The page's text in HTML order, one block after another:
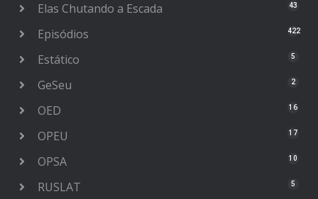
Elas Chutando a Escada 43
Episódios 422
Estático 5
GeSeu 2
OED 16
OPEU 17
OPSA 10
RUSLAT 5